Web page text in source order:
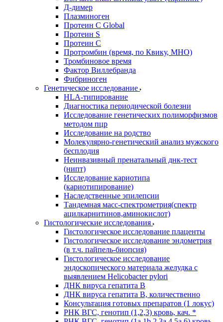
Д-димер
Плазминоген
Протеин C Global
Протеин S
Протеин С
Протромбин (время, по Квику, МНО)
Тромбиновое время
Фактор Виллебранда
Фибриноген
Генетическое исследование
HLA-типирование
Диагностика периодической болезни
Исследование генетических полиморфизмов
методом пцр
Исследование на родство
Молекулярно-генетический анализ мужского
бесплодия
Неинвазивный пренатальный днк-тест
(нипт)
Исследование кариотипа
(кариотипирование)
Наследственные эпилепсии
Тандемная масс-спектрометрия(спектр
ацилкарнитинов,аминокислот)
Гистологические исследования
Гистологическое исследование плаценты
Гистологическое исследование эндометрия
(в т.ч. пайпель-биопсия)
Гистологическое исследование
эндоскопического материала желудка с
выявлением Helicobacter pylori
ДНК вируса гепатита B
ДНК вируса гепатита B, количественно
Консультация готовых препаратов (1 локус)
РНК ВГC, генотип (1,2,3) кровь, кач. *